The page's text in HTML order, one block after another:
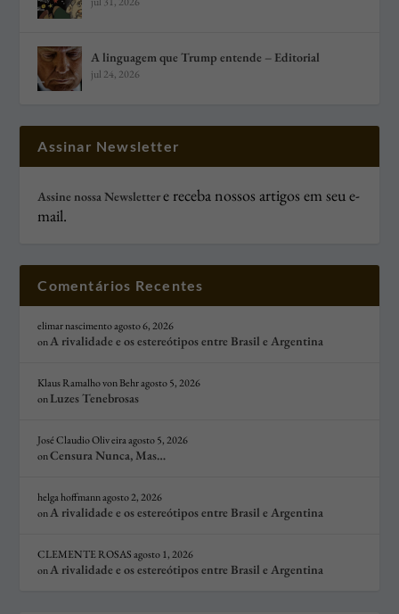
A linguagem que Trump entende – Editorial
jul 24, 2026
Assinar Newsletter
Assine nossa Newslettere receba nossos artigos em seu e-
mail.
Comentários Recentes
elimar nascimentoagosto 6, 2026
onA rivalidade e os estereótipos entre Brasil e Argentina
Klaus Ramalho von Behragosto 5, 2026
onLuzes Tenebrosas
José Claudio Oliv eiraagosto 5, 2026
onCensura Nunca, Mas…
helga hoffmannagosto 2, 2026
onA rivalidade e os estereótipos entre Brasil e Argentina
CLEMENTE ROSAS agosto 1, 2026
onA rivalidade e os estereótipos entre Brasil e Argentina